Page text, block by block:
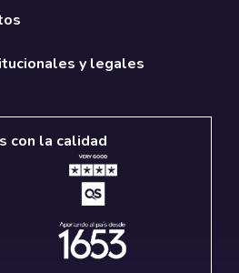
y legales
con la calidad